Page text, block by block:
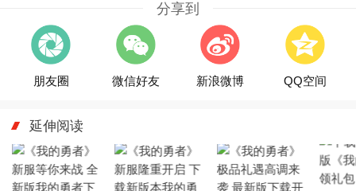
分享到
朋友圈 微信好友 新浪微博 QQ空间
延伸阅读